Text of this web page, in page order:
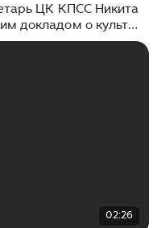
ЦК КПСС Никита
докладом о культе
02:26